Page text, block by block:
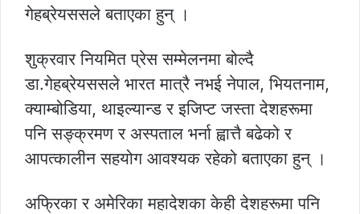
गेहब्रेयससले बताएका हुन् ।
शुक्रवार नियमित प्रेस सम्मेलनमा बोल्दै
डा.गेहब्रेयससले भारत मात्रै नभई नेपाल, भियतनाम,
क्याम्बोडिया, थाइल्यान्ड र इजिप्ट जस्ता देशहरूमा
पनि सङ्क्रमण र अस्पताल भर्ना ह्वात्तै बढेको र
आपत्कालीन सहयोग आवश्यक रहेको बताएका हुन् ।
अफ्रिका र अमेरिका महादेशका केही देशहरूमा पनि